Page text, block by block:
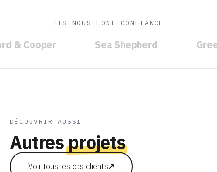
ILS NOUS FONT CONFIANCE
& Cooper Sea Shepherd
DÉCOUVRIR AUSSI
Autresprojets
Voir tous les cas clients↗